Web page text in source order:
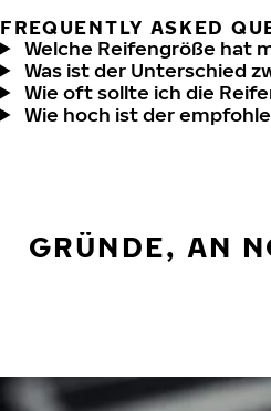
FREQUENTLY ASKED
Welche Reifengröße hat
Was ist der Unterschied
Wie oft sollte ich die
Wie hoch ist der
GRÜNDE, AN